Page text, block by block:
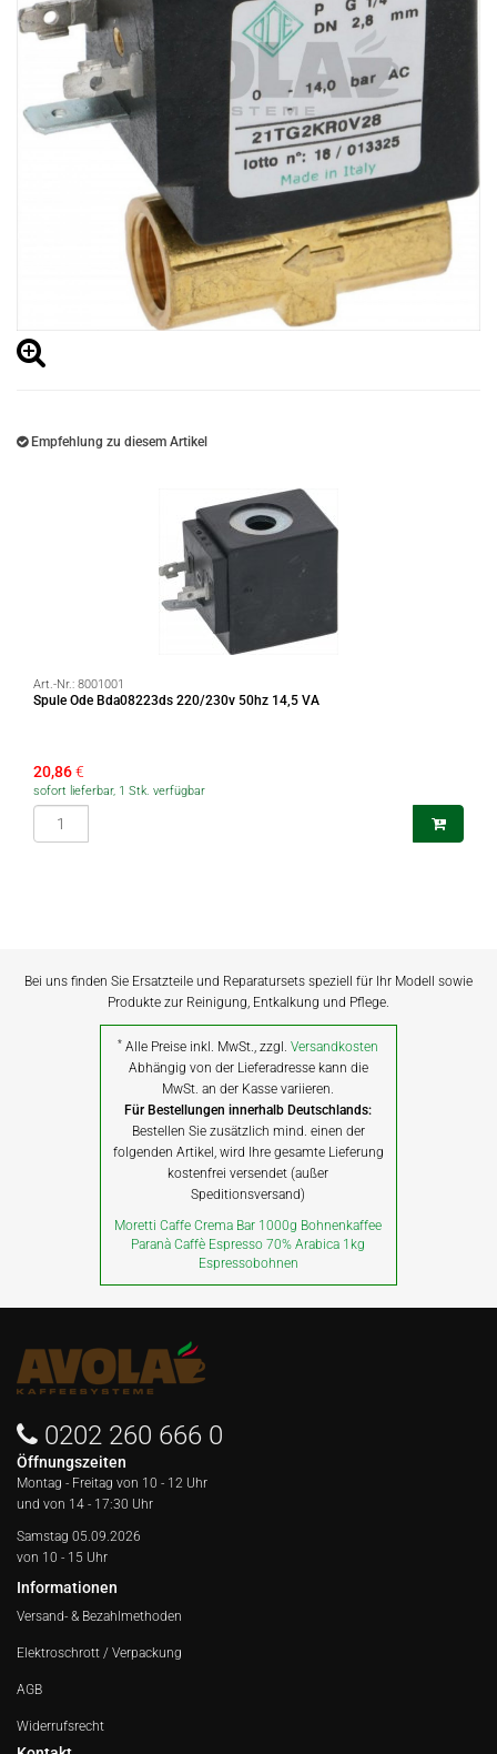
Empfehlung zu diesem Artikel
Art.-Nr.: 8001001
Spule Ode Bda08223ds 220/230v 50hz 14,5 VA
20,86€
sofort lieferbar, 1 Stk. verfügbar
Bei uns finden Sie Ersatzteile und Reparatursets speziell für Ihr Modell sowie
Produkte zur Reinigung, Entkalkung und Pflege.
* Alle Preise inkl. MwSt., zzgl.Versandkosten
Abhängig von der Lieferadresse kann die
MwSt. an der Kasse variieren.
Für Bestellungen innerhalb Deutschlands:
Bestellen Sie zusätzlich mind. einen der
folgenden Artikel, wird Ihre gesamte Lieferung
kostenfrei versendet (außer
Speditionsversand)
Moretti Caffe Crema Bar 1000g Bohnenkaffee
Paranà Caffè Espresso 70% Arabica 1kg
Espressobohnen
0202 260 666 0
Öffnungszeiten
Montag - Freitag von 10 - 12 Uhr
und von 14 - 17:30 Uhr
Samstag 05.09.2026
von 10 - 15 Uhr
Informationen
Versand- & Bezahlmethoden
Elektroschrott / Verpackung
AGB
Widerrufsrecht